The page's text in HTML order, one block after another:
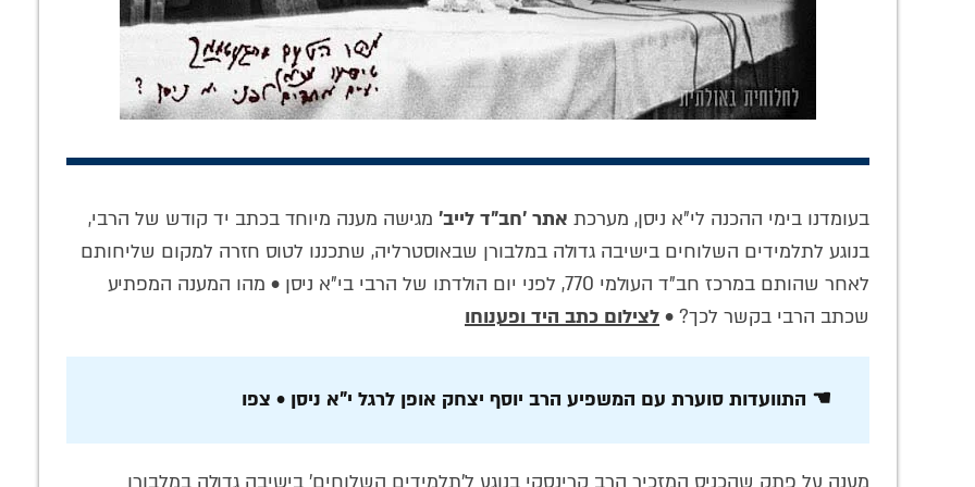
בעומדנו בימי ההכנה לי"א ניסן, מערכת אתר 'חב"ד לייב' מגישה מענה מיוחד בכתב יד קודש של הרבי,
בנוגע לתלמידים השלוחים בישיבה גדולה במלבורן שבאוסטרליה, שתכננו לטוס חזרה למקום שליחותם
לאחר שהותם במרכז חב"ד העולמי 770, לפני יום הולדתו של הרבי בי"א ניסן • מהו המענה המפתיע
שכתב הרבי בקשר לכך? • לצילום כתב היד ופענוחו
☚ התוועדות סוערת עם המשפיע הרב יוסף יצחק אופן לרגל י"א ניסן • צפו
חיים. מהפיכה אחת
• טור חגיגי
הלב: הצצה לרגעי
הולדת 'קונטרס
של תורת החסידות
נפתחים: כיצד
תיארה הרבנית חנה
של אביו של הרבי?
מבקשת לנשום.. •
טור מיוחד
רקדו': הבכיות,
הריקודים וסודות
• הצצה לחייו